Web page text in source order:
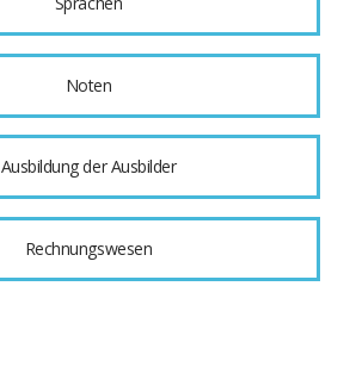
Noten
Ausbildung der Ausbilder
Rechnungswesen